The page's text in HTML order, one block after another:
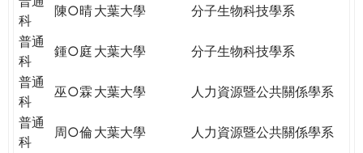
科
陳○晴大葉大學
分子生物科技學系
普通
科
鍾○庭 大葉大學
分子生物科技學系
普通
科
巫○霖 大葉大學
人力資源暨公共關係學系
普通
科
周○倫 大葉大學
人力資源暨公共關係學系